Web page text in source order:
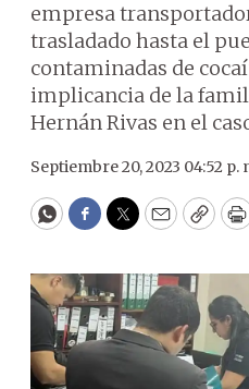
empresa
trasladado hasta el
contaminadas de
implicancia de la
Hernán Rivas en el
Septiembre 20, 2023 04:52 p.
WhatsApp
Facebook
Twitter
EmailCopy